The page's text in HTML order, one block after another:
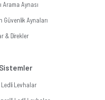
Arama Aynası
Güvenlik Aynaları
& Direkler
Ledli Levhalar